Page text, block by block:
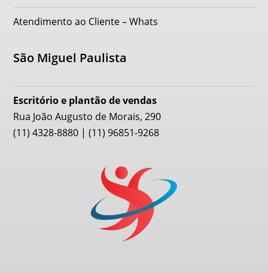
Atendimento ao Cliente – Whats
São Miguel Paulista
Escritório e plantão de vendas
Rua João Augusto de Morais, 290
(11) 4328-8880 | (11) 96851-9268